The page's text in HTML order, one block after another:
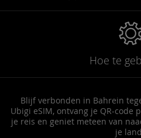
Hoe te
Blijf verbonden in Bahrein
Ubigi eSIM, ontvang je QR-code
je reis en geniet meteen van
je